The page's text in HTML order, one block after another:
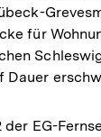
für
Dauer
EG-